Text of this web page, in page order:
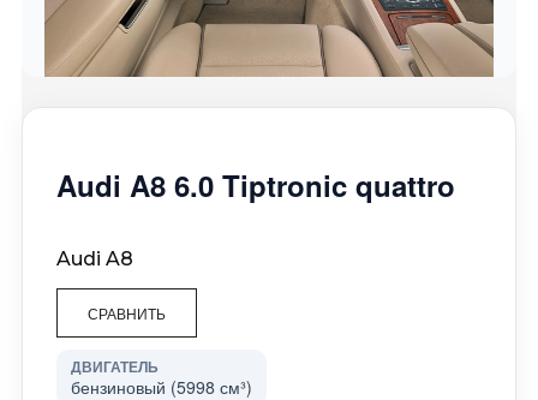
Audi A8 6.0 Tiptronic quattro
Audi A8
СРАВНИТЬ
ДВИГАТЕЛЬ
бензиновый (5998 см³)